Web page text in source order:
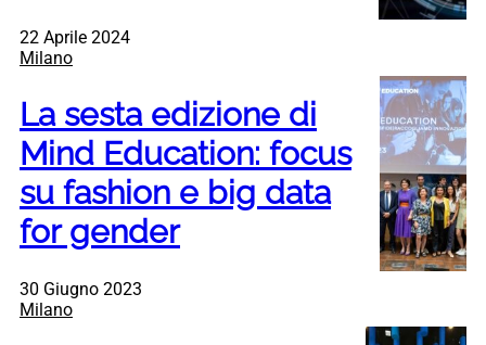
22 Aprile 2024
Milano
La sesta edizione di
Mind Education: focus
su fashion e big data
for gender
30 Giugno 2023
Milano